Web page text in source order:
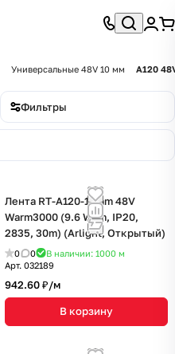
Универсальные 48V 10 мм A120
Фильтры
Лента RT-A120-10mm 48V
Warm3000 (9.6 W/m, IP20,
2835, 30m) (Arlight, Открытый)
0 0 В наличии: 1000 м
Арт. 032189
942.60 ₽/м
В корзину